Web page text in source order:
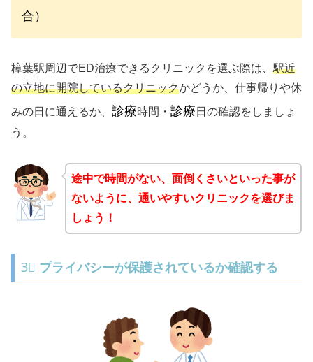
合）
樟葉駅周辺でED治療できるクリニックを選ぶ際は、 駅近
の立地に開院しているクリニックかどうか、仕事帰りや休
みの日に通えるか、 診療時間・ 診療 日の確認をしましょ
う。
途中で時間がない、面倒くさいといった事が
ないように、通いやすいクリニックを選びま
しょう！
3⃣ プライバシーが保護されているか確認する